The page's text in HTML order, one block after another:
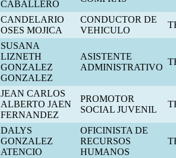
CABALLERO
CANDELARIO
OSES MOJICA
CONDUCTOR DE
VEHICULO
SUSANA
LIZNETH
GONZALEZ
GONZALEZ
ASISTENTE
ADMINISTRATIVO
JEAN CARLOS
ALBERTO JAEN
FERNANDEZ
PROMOTOR
SOCIAL JUVENIL
DALYS
GONZALEZ
ATENCIO
OFICINISTA DE
RECURSOS
HUMANOS